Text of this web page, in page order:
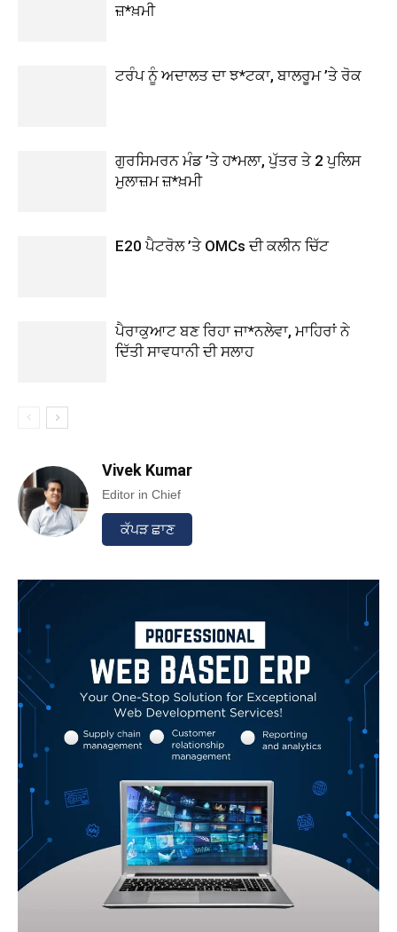
ਜ਼*ਖ਼ਮੀ
ਟਰੰਪ ਨੂੰ ਅਦਾਲਤ ਦਾ ਝ*ਟਕਾ, ਬਾਲਰੂਮ ’ਤੇ ਰੋਕ
ਗੁਰਸਿਮਰਨ ਮੰਡ ’ਤੇ ਹ*ਮਲਾ, ਪੁੱਤਰ ਤੇ 2 ਪੁਲਿਸ
ਮੁਲਾਜ਼ਮ ਜ਼*ਖ਼ਮੀ
E20 ਪੈਟਰੋਲ ’ਤੇ OMCs ਦੀ ਕਲੀਨ ਚਿੱਟ
ਪੈਰਾਕੁਆਟ ਬਣ ਰਿਹਾ ਜਾ*ਨਲੇਵਾ, ਮਾਹਿਰਾਂ ਨੇ
ਦਿੱਤੀ ਸਾਵਧਾਨੀ ਦੀ ਸਲਾਹ
Vivek Kumar
Editor in Chief
ਕੱਪੜ ਛਾਣ